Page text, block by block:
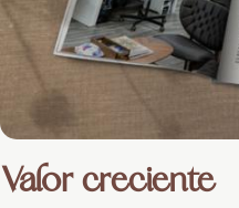
Valor creciente